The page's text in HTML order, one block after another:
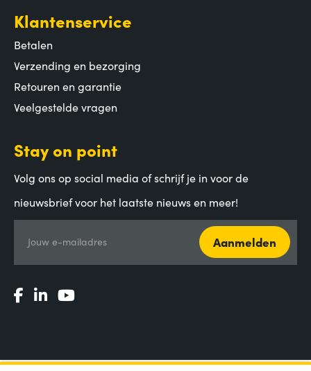
Klantenservice
Betalen
Verzending en bezorging
Retouren en garantie
Veelgestelde vragen
Stay on point
Volg ons op social media of schrijf je in voor de
nieuwsbrief voor het laatste nieuws en meer!
Jouw e-mailadres Aanmelden